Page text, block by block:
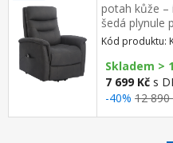
potah kůže –
šedá plynule
ovládáním
snadnější
Kód produktu:
Skladem >
7 699 Kč s
-40% 12